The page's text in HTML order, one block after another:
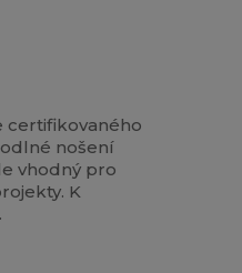
certifikovaného
nošení
vhodný pro
K